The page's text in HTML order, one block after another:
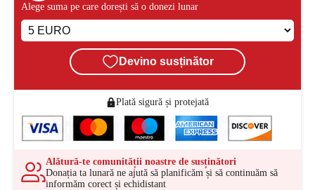
Alege suma pe care dorești să o donezi lunar
Devino susținător
Plată sigură și protejată
Alătură-te comunității noastre de susținători
Donația ta lunară ne ajută să planificăm și să continuăm să
informăm corect și echidistant